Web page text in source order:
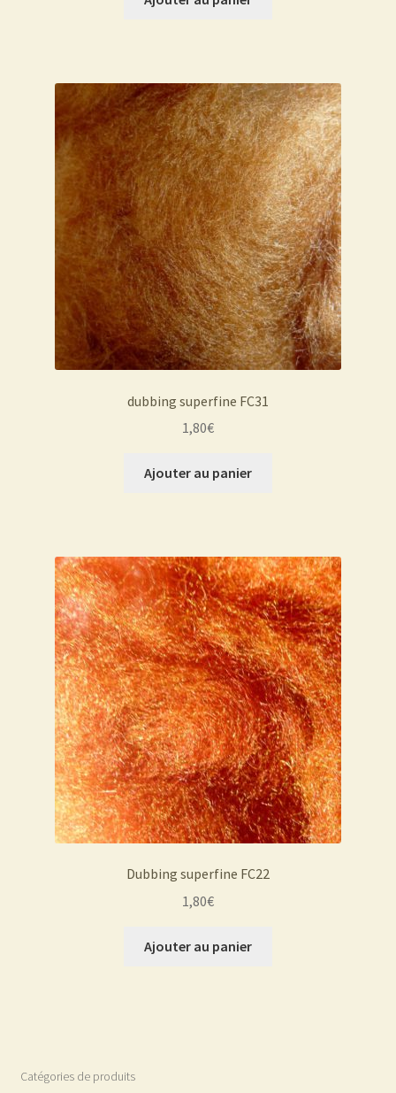
dubbing superfine FC31
1,80€
Ajouter au panier
Dubbing superfine FC22
1,80€
Ajouter au panier
Catégories de produits